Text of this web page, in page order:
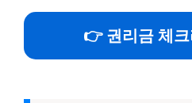
👉 권리금 체